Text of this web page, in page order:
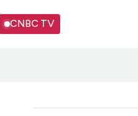
CNBC TV